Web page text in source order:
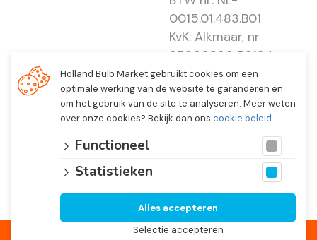
0015.01.483.B01
KvK: Alkmaar, nr
37000830 E0194 -
EBO 505
© 2026 Holland Bulb Market, Heiloo Netherlands
Holland Bulb Market gebruikt cookies om een
optimale werking van de website te garanderen en
om het gebruik van de site te analyseren. Meer weten
over onze cookies? Bekijk dan ons cookie beleid.
Functioneel
Statistieken
Selectie accepteren
Alles accepteren